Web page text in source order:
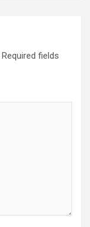
Required fields